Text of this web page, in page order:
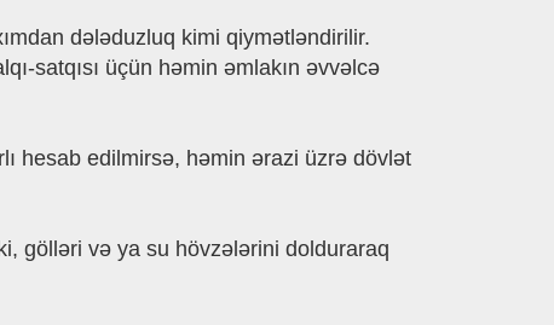
dələduzluq kimi qiymətləndirilir.
satqısı üçün həmin əmlakın əvvəlcə
hesab edilmirsə, həmin ərazi üzrə dövlət
gölləri və ya su hövzələrini dolduraraq